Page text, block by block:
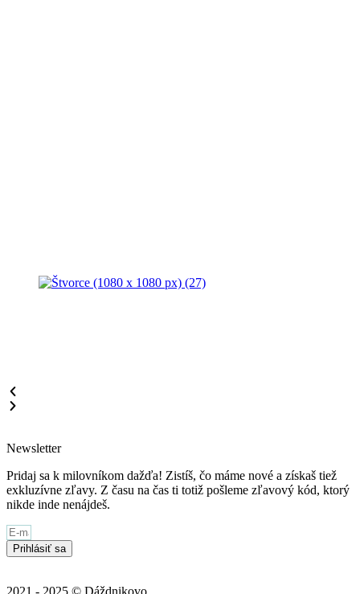
Newsletter
Pridaj sa k milovníkom dažďa! Zistíš, čo máme nové a získaš tiež
exkluzívne zľavy. Z času na čas ti totiž pošleme zľavový kód, ktorý
nikde inde nenájdeš.
Prihlásiť sa
2021 - 2025 © Dáždnikovo